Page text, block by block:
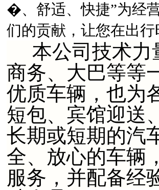
�、舒适、快捷”为经
们的贡献，让您在出
本公司技术力
商务、大巴等等
优质车辆，也为
短包、宾馆迎送
长期或短期的汽
全、放心的车辆
服务，并配备经